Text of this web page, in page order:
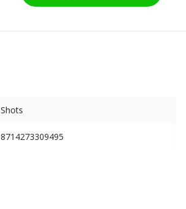
Shots
8714273309495